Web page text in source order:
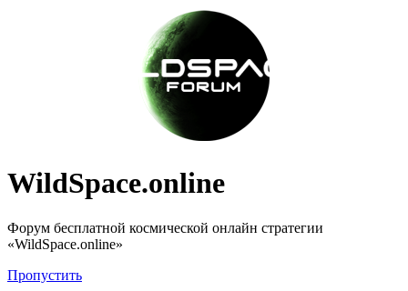
WildSpace.online
Форум бесплатной космической онлайн стратегии
«WildSpace.online»
Пропустить